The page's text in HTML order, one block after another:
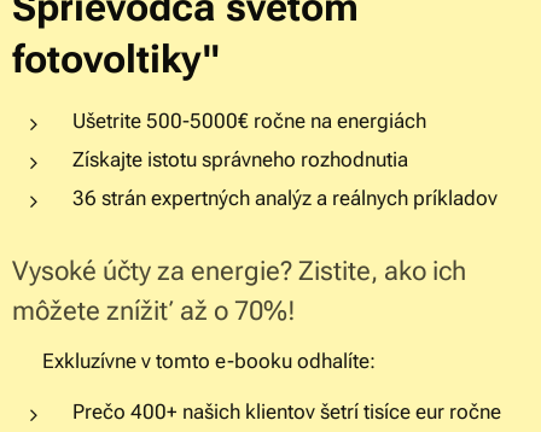
fotovoltiky"
Ušetrite 500-5000€ ročne na energiách
Získajte istotu správneho rozhodnutia
36 strán expertných analýz a reálnych príkladov
Vysoké účty za energie? Zistite, ako ich
môžete znížiť až o 70%!
✅ Exkluzívne v tomto e-booku odhalíte:
Prečo 400+ našich klientov šetrí tisíce eur ročne